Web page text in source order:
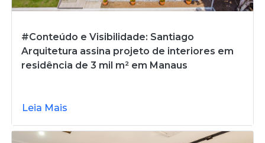
#Conteúdo e Visibilidade: Santiago
Arquitetura assina projeto de interiores em
residência de 3 mil m² em Manaus
Leia Mais